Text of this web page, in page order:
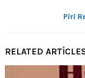
Piri
RELATED